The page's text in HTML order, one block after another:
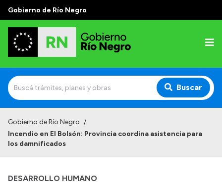
Gobierno de Río Negro
Buscar
Autoridades
Autoridades y Organismos
Gobierno de Río Negro /
Incendio en El Bolsón: Provincia coordina asistencia para
los damnificados
DESARROLLO HUMANO